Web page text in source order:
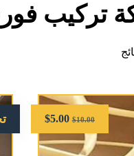
تركيب
$10.00
$5.00